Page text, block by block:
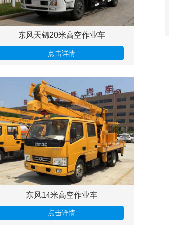
东风天锦20米高空作业车
点击详情
东风14米高空作业车
点击详情